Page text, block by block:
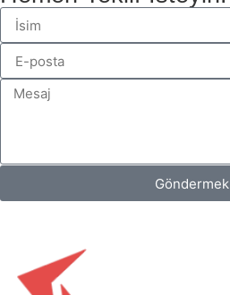
Göndermek